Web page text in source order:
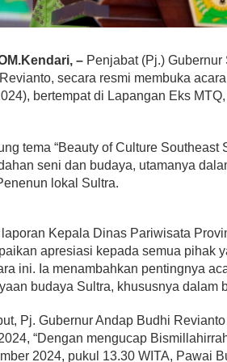
– Penjabat (Pj.)
secara resmi membuka
bertempat di Lapangan Eks
tema “Beauty of Culture Southeast
seni dan budaya, utamanya
lokal Sultra.
Kepala Dinas Pariwisata
apresiasi kepada semua pihak
ini. Ia menambahkan pentingnya
budaya Sultra, khususnya dalam
Pj. Gubernur Andap Budhi
“Dengan mengucap
2024, pukul 13.30 WITA, Pawai